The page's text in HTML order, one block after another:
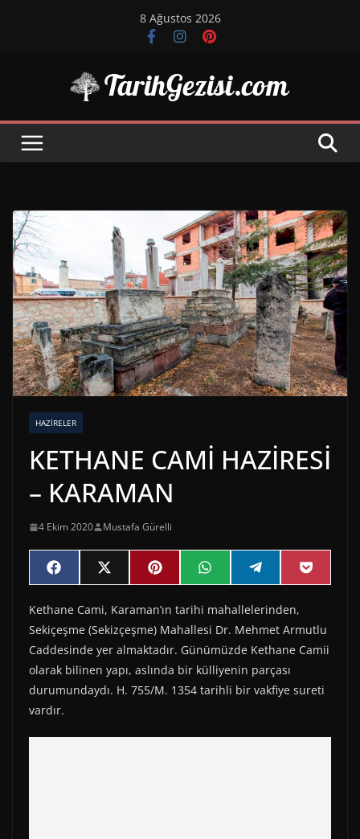
8 Ağustos 2026
HAZIRELER
KETHANE CAMİ HAZİRESİ
– KARAMAN
4 Ekim 2020 Mustafa Gürelli
Share
on
F
a
e
b
o
o
k
Share
on
X
(
w
i
t
t
e
r
)
Share
on
P
i
t
e
r
e
s
t
Share
on
W
h
t
s
A
p
p
Share
on
e
e
g
r
a
m
Share
on
P
o
e
t
Kethane Cami, Karaman’ın tarihi mahallelerinden,
Sekiçeşme (Sekizçeşme) Mahallesi Dr. Mehmet Armutlu
Caddesinde yer almaktadır. Günümüzde Kethane Camii
olarak bilinen yapı, aslında bir külliyenin parçası
durumundaydı. H. 755/M. 1354 tarihli bir vakfiye sureti
vardır.